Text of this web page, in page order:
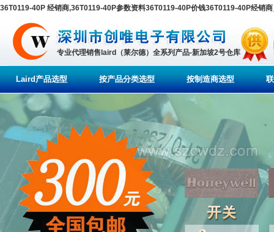
36T0119-40P 经销商,36T0119-40P参数资料36T0119-40P价钱36T0119-40P经销
专业代理销售laird（莱尔德）全系列产品-新加坡2号仓库
Laird产品选型 按产品分类选型 按制造商选型